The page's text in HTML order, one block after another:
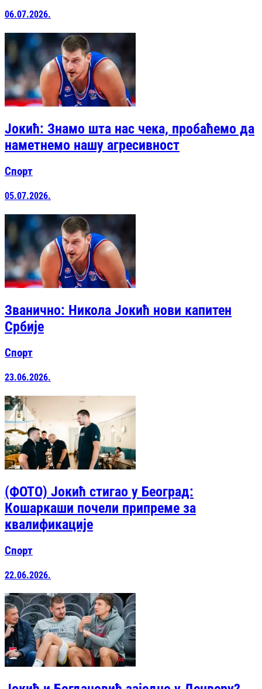
06.07.2026.
Јокић: Знамо шта нас чека, пробаћемо да
наметнемо нашу агресивност
Спорт
05.07.2026.
Званично: Никола Јокић нови капитен
Србије
Спорт
23.06.2026.
(ФОТО) Јокић стигао у Београд:
Кошаркаши почели припреме за
квалификације
Спорт
22.06.2026.